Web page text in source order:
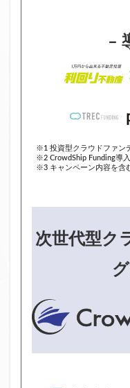
–
※1 投資型クラウドファン
※2 CrowdShip Funding導入
※3 キャンペーン内容を含
次世代型ク